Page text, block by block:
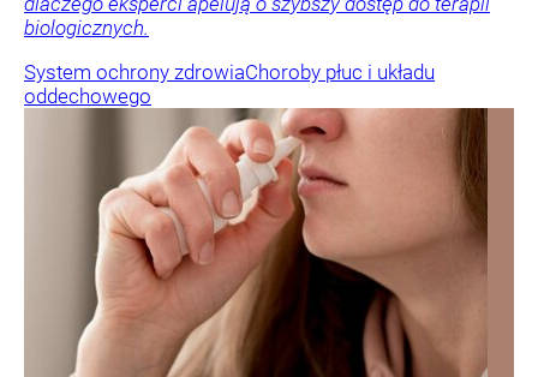
biologicznych.
System ochrony zdrowiaChoroby płuc i układu
oddechowego